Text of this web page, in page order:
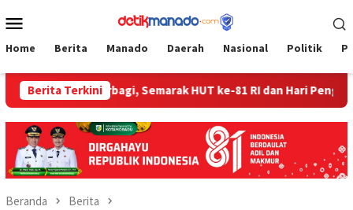
ke
Mobile
Home Berita Manado Daerah Nasional Politik
Berita Terkini
Bitung Berbagi, Semarak HUT ke-81 RI dan Hari Pengayoman
Beranda Berita